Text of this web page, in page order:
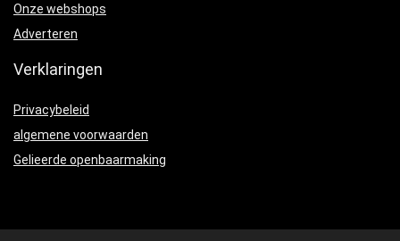
Onze webshops
Adverteren
Verklaringen
Privacybeleid
algemene voorwaarden
Gelieerde openbaarmaking